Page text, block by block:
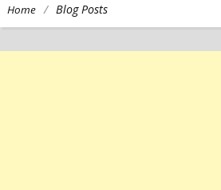
Home / Blog Posts